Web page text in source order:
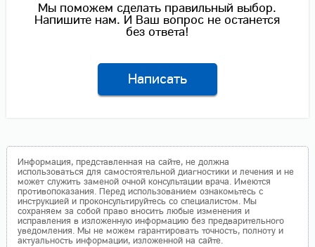
Мы поможем сделать правильный выбор.
Напишите нам. И Ваш вопрос не останется
без ответа!
Написать
Информация, представленная на сайте, не должна
использоваться для самостоятельной диагностики и лечения и не
может служить заменой очной консультации врача. Имеются
противопоказания. Перед использованием ознакомьтесь с
инструкцией и проконсультируйтесь со специалистом. Мы
сохраняем за собой право вносить любые изменения и
исправления в изложенную информацию без предварительного
уведомления. Мы не можем гарантировать точность, полноту и
актуальность информации, изложенной на сайте.